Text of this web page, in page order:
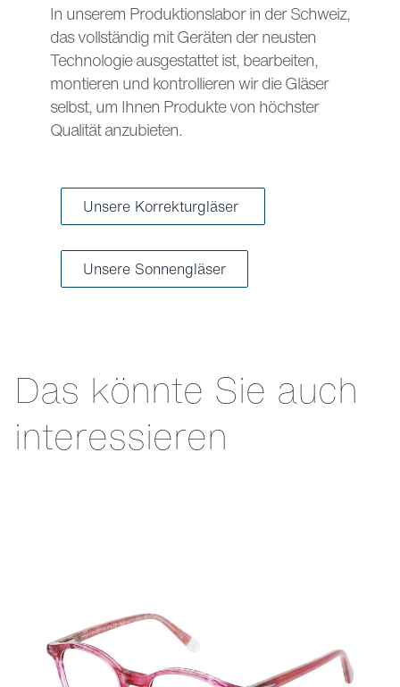
In unserem Produktionslabor in der Schweiz,
das vollständig mit Geräten der neusten
Technologie ausgestattet ist, bearbeiten,
montieren und kontrollieren wir die Gläser
selbst, um Ihnen Produkte von höchster
Qualität anzubieten.
Unsere Korrekturgläser
Unsere Sonnengläser
Das könnte Sie auch
interessieren